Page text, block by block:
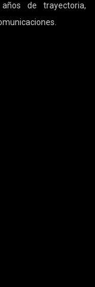
de trayectoria,